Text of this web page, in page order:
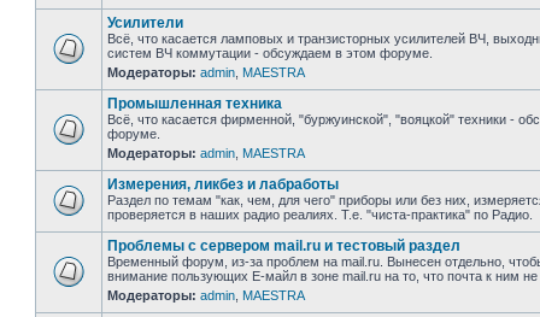
Усилители
Всё, что касается ламповых и транзисторных усилителей ВЧ,
систем ВЧ коммутации - обсуждаем в этом форуме.
Модераторы: admin MAESTRA
Промышленная техника
Всё, что касается фирменной, "буржуинской", "вояцкой" техники -
форуме.
Модераторы: admin MAESTRA
Измерения, ликбез и лабработы
Раздел по темам "как, чем, для чего" приборы или без них,
проверяется в наших радио реалиях. Т.е. "чиста-практика" по Радио.
Проблемы с сервером mail.ru и тестовый раздел
Временный форум, из-за проблем на mail.ru. Вынесен отдельно,
внимание пользующих Е-майл в зоне mail.ru на то, что почта к ним не
Модераторы: admin MAESTRA